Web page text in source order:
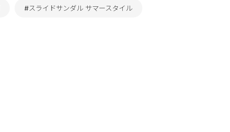
#スライドサンダル サマースタイル